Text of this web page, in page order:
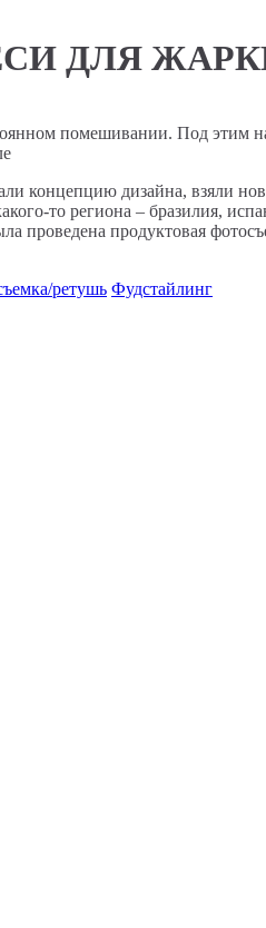
ДЛЯ
помешивании. Под
концепцию дизайна, взяли
то региона – бразилия,
продуктовая
ретушь Фудстайлинг